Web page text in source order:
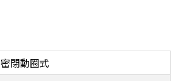
密閉動圈式